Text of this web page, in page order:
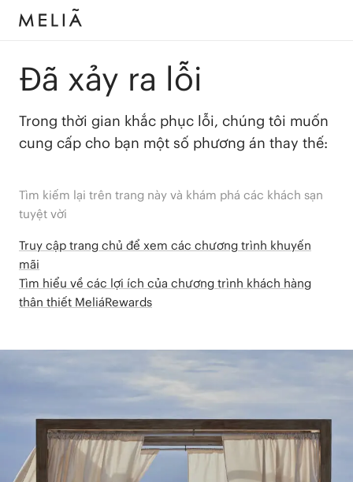
Đã xảy ra lỗi
Trong thời gian khắc phục lỗi, chúng tôi muốn
cung cấp cho bạn một số phương án thay thế:
Tìm kiếm lại trên trang này và khám phá các khách sạn
tuyệt vời
Truy cập trang chủ để xem các chương trình khuyến
mãi
Tìm hiểu về các lợi ích của chương trình khách hàng
thân thiết MeliáRewards